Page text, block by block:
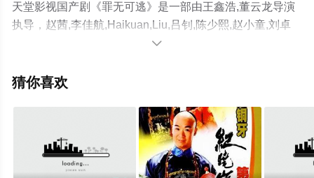
天堂影视国产剧《罪无可逃》是一部由王鑫浩,董云龙导演
执导，赵茜,李佳航,Haikuan,Liu,吕钊,陈少熙,赵小童,刘卓
杰,王与歌等明星演员精彩演绎的中国大陆电视剧，大结局
完整版电视剧全集就上天堂电影网，热播电视剧提前免费

猜你喜欢